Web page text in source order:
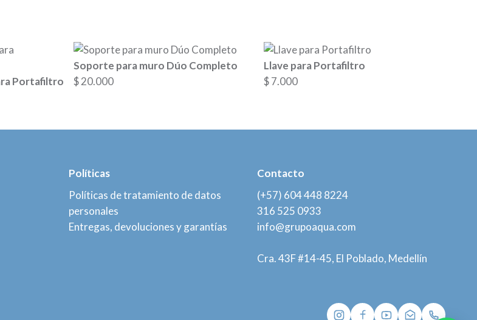
Portafiltro
Soporte para muro Dúo Completo
$20.000
Llave para Portafiltro
$7.000
Políticas
Políticas de tratamiento de datos
personales
Entregas, devoluciones y garantías
Contacto
(+57) 604 448 8224
316 525 0933
info@grupoaqua.com
Cra. 43F #14-45, El Poblado, Medellín